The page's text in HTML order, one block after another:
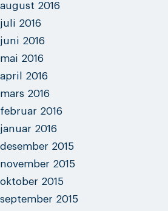
august 2016
juli 2016
juni 2016
mai 2016
april 2016
mars 2016
februar 2016
januar 2016
desember 2015
november 2015
oktober 2015
september 2015